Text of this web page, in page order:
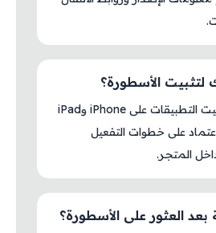
لتثبيت الأسطورة؟
لا، المتجر موجه لتثبيت التطبيقات على iPhone وiPad
على خطوات التفعيل
المتجر.
بعد العثور على الأسطورة؟